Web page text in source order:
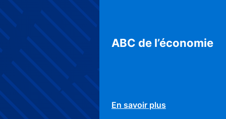
ABC de l’économie
En savoir plus